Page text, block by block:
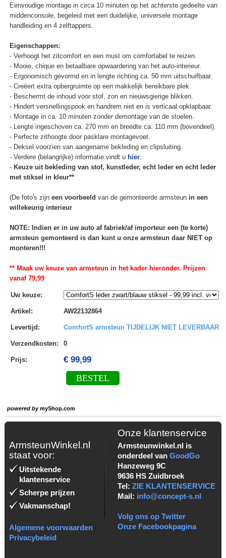
Eenvoudige montage in circa 10 minuten op het achterste gedeelte van
middenconsole, begeleid met een duidelijke, universele montage
handleiding en 4 zelftappers.
Eigenschappen:
- Verhoogt het zitcomfort en een must om comfortabel te reizen.
- Mooie, chique en betaalbare opwaardering van het auto-interieur.
- Ergonomisch gevormd en in lengte richting ca. 50 mm uitschuifbaar.
- Creëert extra opbergruimte op een makkelijk bereikbare plek.
- Beschermt de inhoud voor stof, zon en nieuwsgierige blikken.
- Hindert versnellingspook en handrem niet en is verticaal opklapbaar.
- Montage in ca. 10 minuten zonder demontage van de stoelen.
- Lengte ingeschoven ca. 270 mm en breedte ca. 110 mm (bovendeel).
- Perfecte zithoogte door pasklare montagevoet.
- Deksel voorzien van aangename bekleding en clipsluiting.
- Verdere (belangrijke) informatie vindt u hier.
- Keuze uit bekleding van stof, kunstleder, echt leder en echt leder
met stiksel in kleur**
(De foto's zijn een voorbeeld van de gemonteerde armsteun in een
willekeurig interieur
NOTE: Indien er in uw auto af fabriek/af importeur een (te korte)
armsteun gemonteerd is dan kunt u onze armsteun daar NIET op
monteren!!!
** Maak uw keuze van armsteun in het kader hieronder. Prijzen
vanaf 79,99
Uw keuze:
Artikel : AW22132864
Levertijd : ComfortS armsteun TIJDELIJK NIET LEVERBAAR
Verzendkosten: 0
Prijs: € 99,99
BESTEL
powered bymyShop.com
ArmsteunWinkel.nl
staat voor:
Uitstekende
klantenservice
Scherpe prijzen
Vakmanschap!
Algemene voorwaarden
Privacybeleid
Onze klantenservice
Armsteunwinkel.nl is
onderdeel van GoodGo
Hanzeweg 9C
9636 HS Zuidbroek
Tel: ZIE KLANTENSERVICE
Mail: info@concept-s.nl
Volg ons op Twitter
Onze Facebookpagina